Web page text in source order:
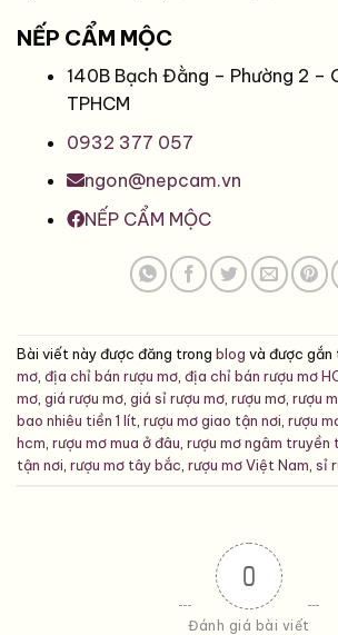
NẾP CẨM MỘC
140B Bạch Đằng – Phường 2 –
TPHCM
0932 377 057
ngon@nepcam.vn
NẾP CẨM MỘC
Bài viết này được đăng trong blog và được gắn
mơ địa chỉ bán rượu mơ địa chỉ bán rượu mơ
mơ giá rượu mơ giá sỉ rượu mơ rượu mơ rượu
bao nhiêu tiền 1 lít rượu mơ giao tận nơi rượu
hcm rượu mơ mua ở đâu rượu mơ ngâm truyền
tận nơi rượu mơ tây bắc rượu mơ Việt Nam sỉ
0
Đánh giá bài viết